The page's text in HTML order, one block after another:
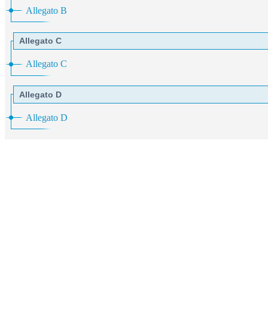
Allegato B
Allegato C
Allegato C
Allegato D
Allegato D